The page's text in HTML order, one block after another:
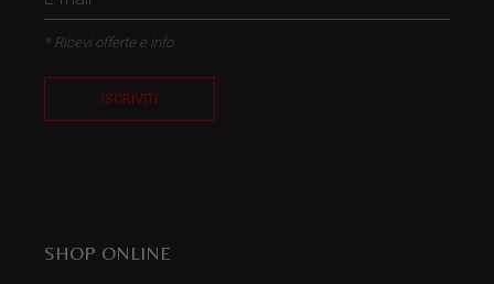
* Ricevi offerte e info
ISCRIVITI
SHOP ONLINE